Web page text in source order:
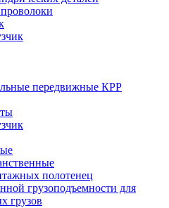
передвижные КРР
полотенец
грузоподъемности для
грузов